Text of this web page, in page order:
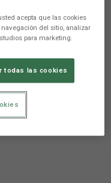
acepta que las cookies
del sitio, analizar
para marketing.
todas las cookies